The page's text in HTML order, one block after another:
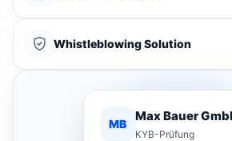
Whistleblowing Solution
MB
Max Bauer
KYB-Prüfung